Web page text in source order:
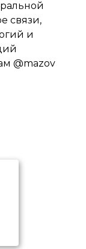
связи,
и
@mazov